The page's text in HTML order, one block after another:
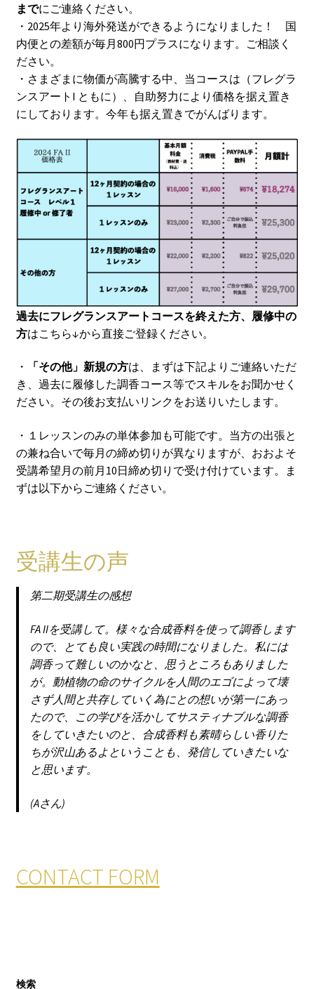
までにご連絡ください。
・2025年より海外発送ができるようになりました！ 国
内便との差額が毎月800円プラスになります。ご相談く
ださい。
・さまざまに物価が高騰する中、当コースは（フレグラ
ンスアートI ともに）、自助努力により価格を据え置き
にしております。今年も据え置きでがんばります。
過去にフレグランスアートコースを終えた方、履修中の
方はこちら↓から直接ご登録ください。
・ 「その他」新規の方は、まずは下記よりご連絡いただ
き、過去に履修した調香コース等でスキルをお聞かせく
ださい。その後お支払いリンクをお送りいたします。
・１レッスンのみの単体参加も可能です。当方の出張と
の兼ね合いで毎月の締め切りが異なりますが、おおよそ
受講希望月の前月10日締め切りで受け付けています。ま
ずは以下からご連絡ください。
受講生の声
第二期受講生の感想
FA IIを受講して。様々な合成香料を使って調香します
ので、とても良い実践の時間になりました。私には
調香って難しいのかなと、思うところもありました
が。動植物の命のサイクルを人間のエゴによって壊
さず人間と共存していく為にとの想いが第一にあっ
たので、この学びを活かしてサスティナブルな調香
をしていきたいのと、合成香料も素晴らしい香りた
ちが沢山あるよということも、発信していきたいな
と思います。
(Aさん)
CONTACT FORM
検索